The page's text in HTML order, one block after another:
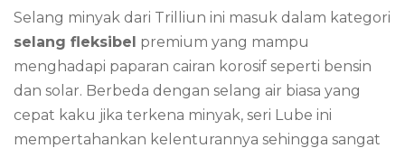
Selang minyak dari Trilliun ini masuk dalam kategori
selang fleksibel premium yang mampu
menghadapi paparan cairan korosif seperti bensin
dan solar. Berbeda dengan selang air biasa yang
cepat kaku jika terkena minyak, seri Lube ini
mempertahankan kelenturannya sehingga sangat